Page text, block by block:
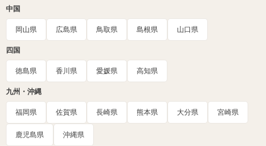
中国
岡山県 広島県 鳥取県 島根県 山口県
四国
徳島県 香川県 愛媛県 高知県
九州・沖縄
福岡県 佐賀県 長崎県 熊本県 大分県 宮崎県
鹿児島県 沖縄県